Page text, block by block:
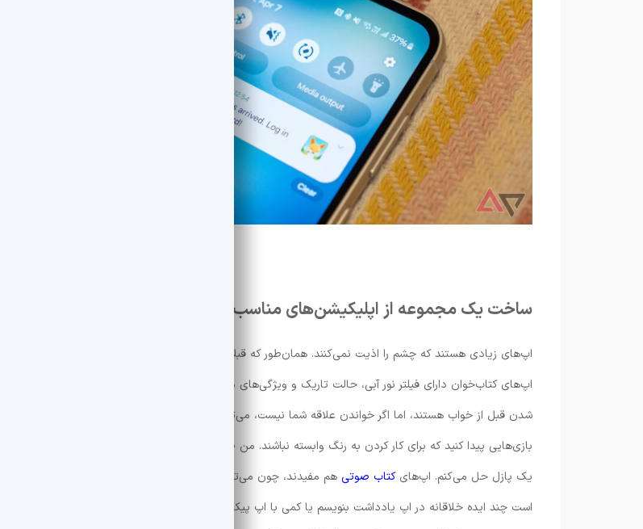
ساخت یک مجموعه از اپلیکیشن‌های مناسب خواب
اپ‌های زیادی هستند که چشم را اذیت نمی‌کنند. همان‌طور که قبلاً گفتم، من شب‌ها روی گوشی می‌خوانم.بیشتر
اپ‌های کتاب‌خوان دارای فیلتر نور آبی، حالت تاریک و ویژگی‌های مناسب شب هستند. این‌ها بهترین روش برای آرام
شدن قبل از خواب هستند، اما اگر خواندن علاقه شما نیست، می‌توانید از اپ‌های دیگر استفاده کنید. اپ‌ها و
بازی‌هایی پیدا کنید که برای کار کردن به رنگ وابسته نباشند. من طرفدار اپ
یک پازل حل می‌کنم. اپ‌های کتاب صوتی هم مفیدند، چون می‌توانند خودکار متوقف شوند. در غیر این صورت، ممکن
است چند ایده خلاقانه در اپ یادداشت بنویسم یا کمی با اپ پیکسل‌آرت بازی کنم.بازی‌های آرامش‌بخش ممکن است